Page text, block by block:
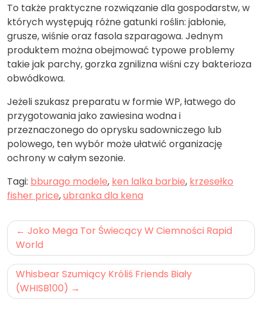
To także praktyczne rozwiązanie dla gospodarstw, w
których występują różne gatunki roślin: jabłonie,
grusze, wiśnie oraz fasola szparagowa. Jednym
produktem można obejmować typowe problemy
takie jak parchy, gorzka zgnilizna wiśni czy bakterioza
obwódkowa.
Jeżeli szukasz preparatu w formie WP, łatwego do
przygotowania jako zawiesina wodna i
przeznaczonego do oprysku sadowniczego lub
polowego, ten wybór może ułatwić organizację
ochrony w całym sezonie.
Tagi: bburago modele, ken lalka barbie, krzesełko
fisher price,ubranka dla kena
Nawigacja
wpisu
Joko Mega Tor Świecący W Ciemności Rapid
World
Whisbear Szumiący Króliś Friends Biały
(WHISB100)